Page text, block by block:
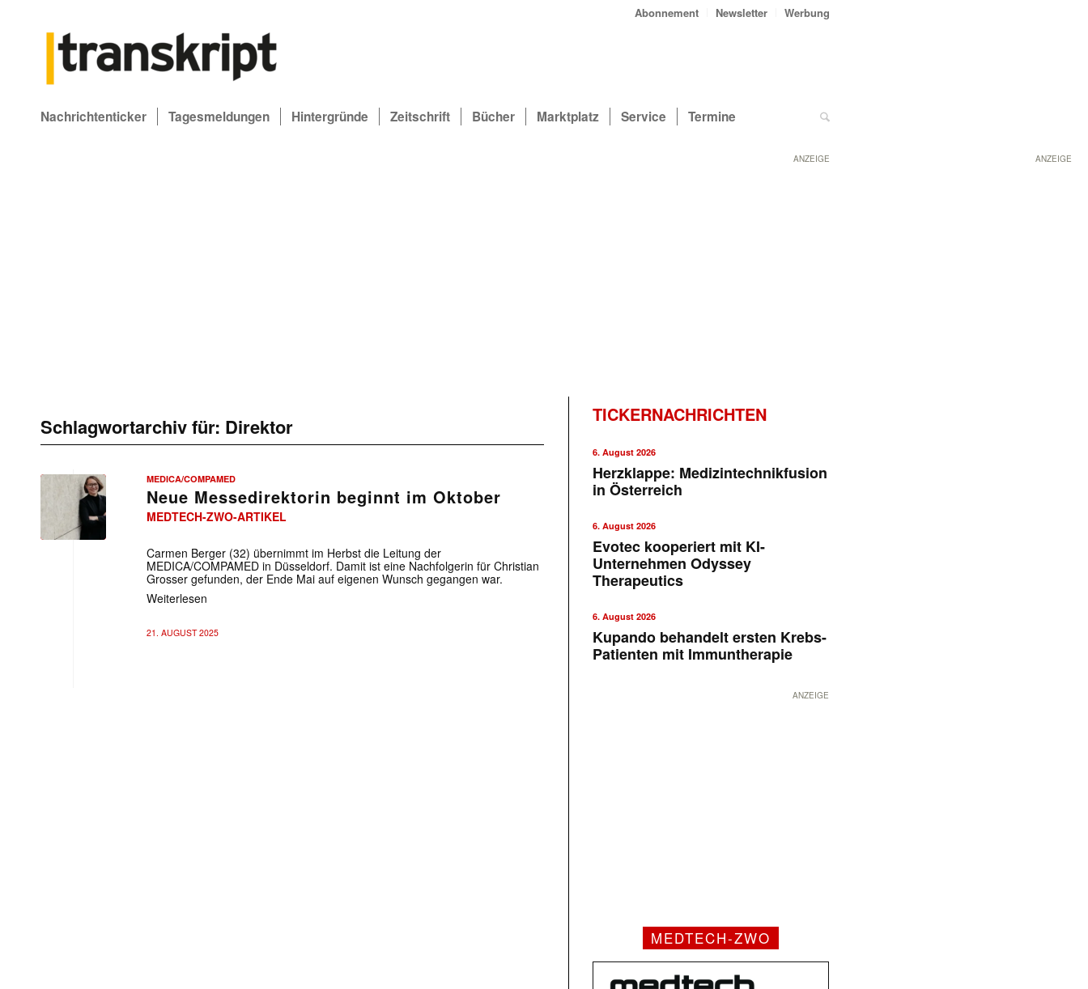
ANZEIGE
Abonnement Newsletter Werbung
Nachrichtenticker Tagesmeldungen Hintergründe Zeitschrift Bücher Marktplatz Service Termine
ANZEIGE
Schlagwortarchiv für: Direktor
MEDICA/COMPAMED
Neue Messedirektorin beginnt im Oktober
MEDTECH-ZWO-ARTIKEL
Carmen Berger (32) übernimmt im Herbst die Leitung der
MEDICA/COMPAMED in Düsseldorf. Damit ist eine Nachfolgerin für Christian
Grosser gefunden, der Ende Mai auf eigenen Wunsch gegangen war.
Weiterlesen
21. AUGUST 2025
TICKERNACHRICHTEN
6. August 2026
Herzklappe: Medizintechnikfusion
in Österreich
6. August 2026
Evotec kooperiert mit KI-
Unternehmen Odyssey
Therapeutics
6. August 2026
Kupando behandelt ersten Krebs-
Patienten mit Immuntherapie
ANZEIGE
MEDTECH-ZWO